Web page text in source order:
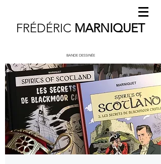
FRÉDÉRIC MARNIQUET
BANDE DESSINÉE